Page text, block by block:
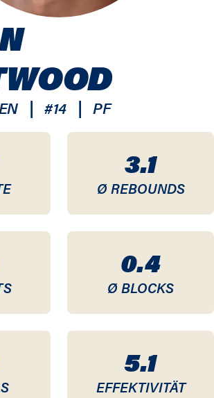
3.1
Ø REBOUNDS
0.4
Ø BLOCKS
5.1
EFFEKTIVITÄT
| #14 | PF